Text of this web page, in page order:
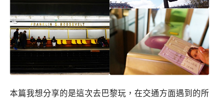
本篇我想分享的是這次去巴黎玩，在交通方面遇到的所